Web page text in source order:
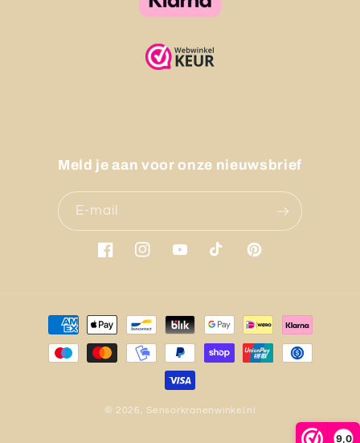
9,0
Meld je aan voor onze nieuwsbrief
E‑mail
FacebookInstagramYouTubeTikTok Pinterest
Betaalmethoden
© 2026, Sensorkranenwinkel.nl